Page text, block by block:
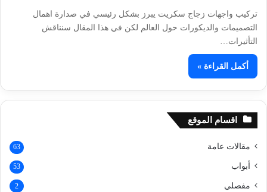
تركيب واجهات زجاج سكريت يبرز بشكل رئيسي في صدارة اهمال
التصميمات والديكورات حول العالم لكن في هذا المقال سنناقش
التأثيرات…
أكمل القراءة »
اقسام الموقع
مقالات عامة 63
أبواب 53
مفصلي 2